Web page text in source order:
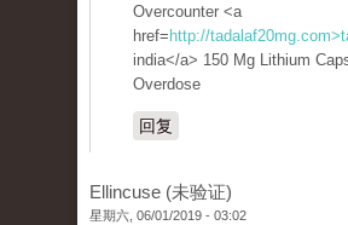
Overcounter <a
href= http://
india</a> 150 Mg Lithium
Overdose
回复
Ellincuse (未验证)
星期六, 06/01/2019 - 03:02